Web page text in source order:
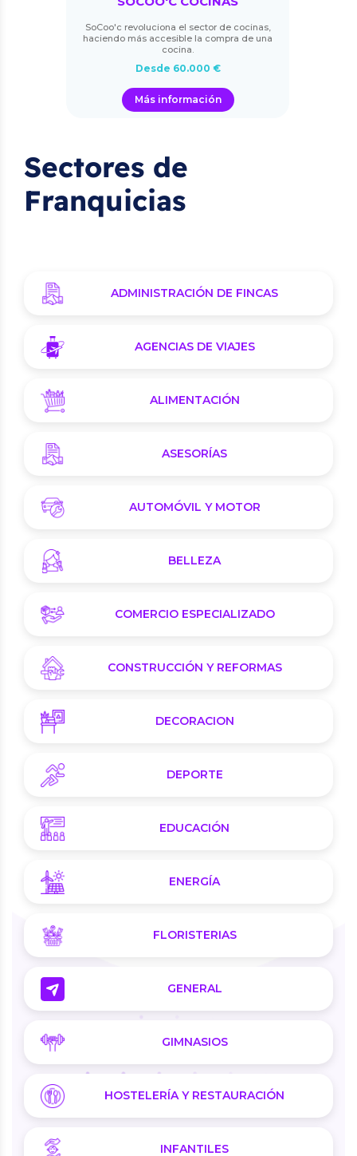
SoCoo'c revoluciona el sector de cocinas,
haciendo más accesible la compra de una
cocina.
Desde 60.000 €
Más información
Sectores de
Franquicias
ADMINISTRACIÓN DE FINCAS
AGENCIAS DE VIAJES
ALIMENTACIÓN
ASESORÍAS
AUTOMÓVIL Y MOTOR
BELLEZA
COMERCIO ESPECIALIZADO
CONSTRUCCIÓN Y REFORMAS
DECORACION
DEPORTE
EDUCACIÓN
ENERGÍA
FLORISTERIAS
GENERAL
GIMNASIOS
HOSTELERÍA Y RESTAURACIÓN
INFANTILES